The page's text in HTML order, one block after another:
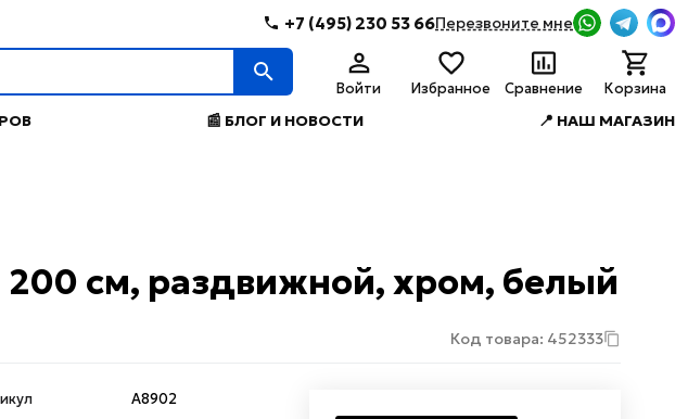
+7 (495) 230 53 66Перезвоните мне
Войти Избранное Сравнение Корзина
📰 БЛОГ И НОВОСТИ 📍 НАШ МАГАЗИН
200 см, раздвижной, хром, белый
Код товара: 452333
A8902